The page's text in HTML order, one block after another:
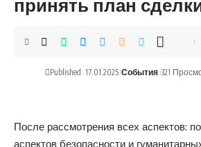
Published: 17.01.2025 События 321
После рассмотрения всех аспектов:
аспектов безопасности и